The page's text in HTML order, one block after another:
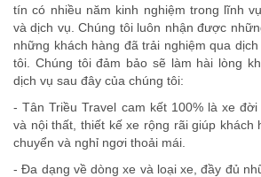
tín có nhiều năm kinh nghiệm trong lĩnh
và dịch vụ. Chúng tôi luôn nhận được
những khách hàng đã trải nghiệm qua
tôi. Chúng tôi đảm bảo sẽ làm hài lòng
dịch vụ sau đây của chúng tôi:
- Tân Triều Travel cam kết 100% là xe
và nội thất, thiết kế xe rộng rãi giúp khách
chuyển và nghỉ ngơi thoải mái.
- Đa dạng về dòng xe và loại xe, đầy đủ